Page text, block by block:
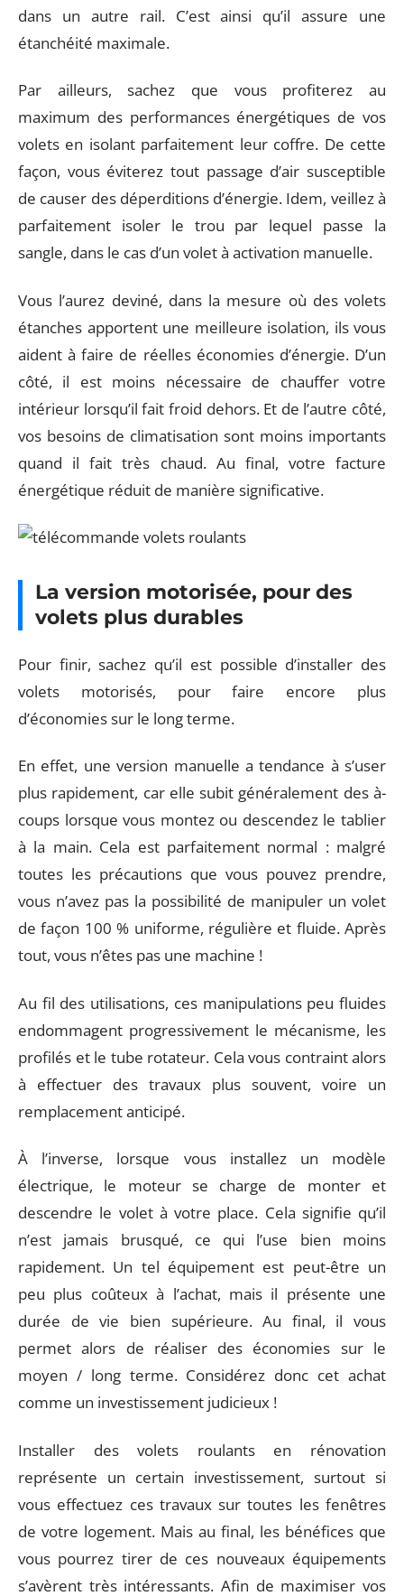
dans un autre rail. C’est ainsi qu’il assure une
étanchéité maximale.
Par ailleurs, sachez que vous profiterez au
maximum des performances énergétiques de vos
volets en isolant parfaitement leur coffre. De cette
façon, vous éviterez tout passage d’air susceptible
de causer des déperditions d’énergie. Idem, veillez à
parfaitement isoler le trou par lequel passe la
sangle, dans le cas d’un volet à activation manuelle.
Vous l’aurez deviné, dans la mesure où des volets
étanches apportent une meilleure isolation, ils vous
aident à faire de réelles économies d’énergie. D’un
côté, il est moins nécessaire de chauffer votre
intérieur lorsqu’il fait froid dehors. Et de l’autre côté,
vos besoins de climatisation sont moins importants
quand il fait très chaud. Au final, votre facture
énergétique réduit de manière significative.
La version motorisée, pour des
volets plus durables
Pour finir, sachez qu’il est possible d’installer des
volets motorisés, pour faire encore plus
d’économies sur le long terme.
En effet, une version manuelle a tendance à s’user
plus rapidement, car elle subit généralement des à-
coups lorsque vous montez ou descendez le tablier
à la main. Cela est parfaitement normal : malgré
toutes les précautions que vous pouvez prendre,
vous n’avez pas la possibilité de manipuler un volet
de façon 100 % uniforme, régulière et fluide. Après
tout, vous n’êtes pas une machine !
Au fil des utilisations, ces manipulations peu fluides
endommagent progressivement le mécanisme, les
profilés et le tube rotateur. Cela vous contraint alors
à effectuer des travaux plus souvent, voire un
remplacement anticipé.
À l’inverse, lorsque vous installez un modèle
électrique, le moteur se charge de monter et
descendre le volet à votre place. Cela signifie qu’il
n’est jamais brusqué, ce qui l’use bien moins
rapidement. Un tel équipement est peut-être un
peu plus coûteux à l’achat, mais il présente une
durée de vie bien supérieure. Au final, il vous
permet alors de réaliser des économies sur le
moyen / long terme. Considérez donc cet achat
comme un investissement judicieux !
Installer des volets roulants en rénovation
représente un certain investissement, surtout si
vous effectuez ces travaux sur toutes les fenêtres
de votre logement. Mais au final, les bénéfices que
vous pourrez tirer de ces nouveaux équipements
s’avèrent très intéressants. Afin de maximiser vos